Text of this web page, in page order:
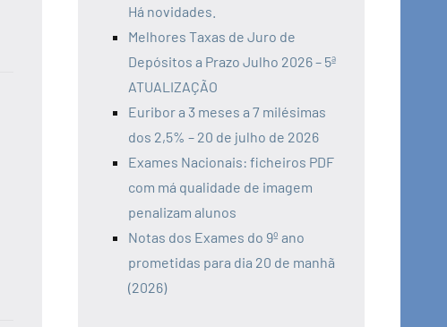
Há novidades.
Melhores Taxas de Juro de
Depósitos a Prazo Julho 2026 – 5ª
ATUALIZAÇÃO
Euribor a 3 meses a 7 milésimas
dos 2,5% – 20 de julho de 2026
Exames Nacionais: ficheiros PDF
com má qualidade de imagem
penalizam alunos
Notas dos Exames do 9º ano
prometidas para dia 20 de manhã
(2026)